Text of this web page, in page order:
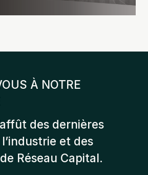
À NOTRE
des dernières
et des
Réseau Capital.